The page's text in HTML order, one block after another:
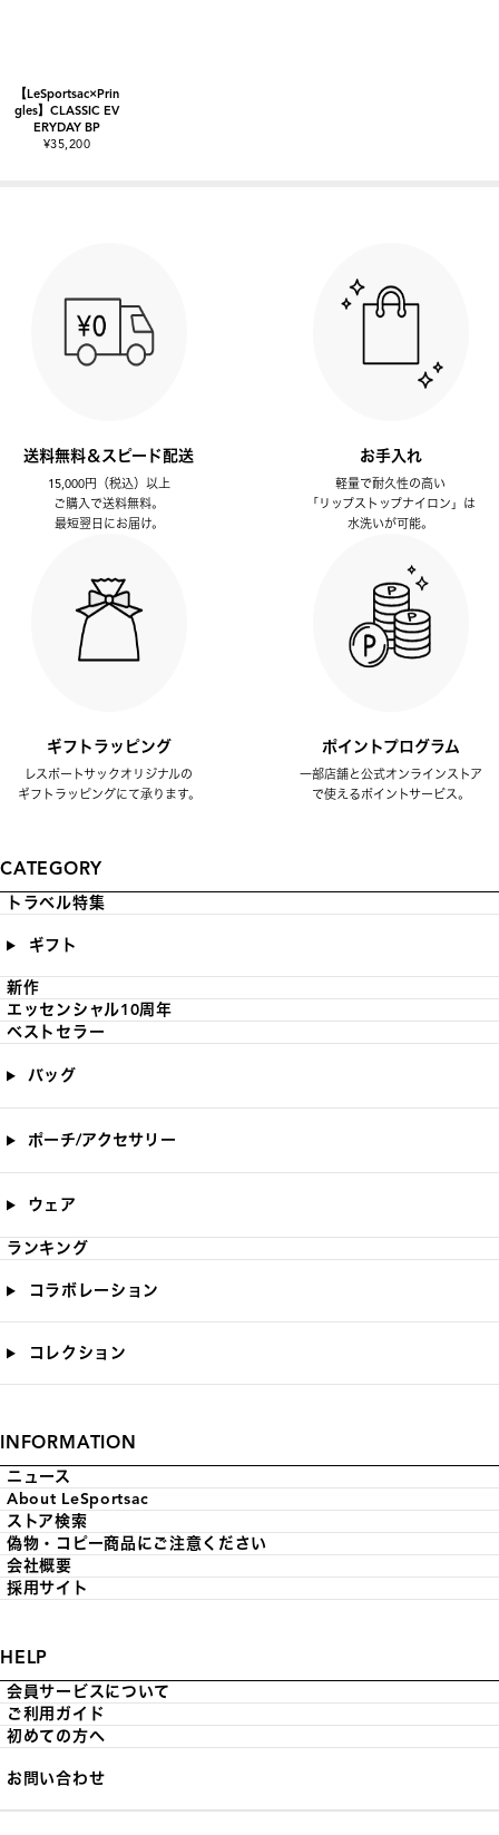
【LeSportsac×Prin
gles】CLASSIC EV
ERYDAY BP
¥35,200
送料無料＆スピード配送
15,000円（税込）以上
ご購入で送料無料。
最短翌日にお届け。
お手入れ
軽量で耐久性の高い
「リップストップナイロン」は
水洗いが可能。
ギフトラッピング
レスポートサックオリジナルの
ギフトラッピングにて承ります。
ポイントプログラム
一部店舗と公式オンラインストア
で使えるポイントサービス。
CATEGORY
トラベル特集
ギフト
新作
エッセンシャル10周年
ベストセラー
バッグ
ポーチ/アクセサリー
ウェア
ランキング
コラボレーション
コレクション
INFORMATION
ニュース
About LeSportsac
ストア検索
偽物・コピー商品にご注意ください
会社概要
採用サイト
HELP
会員サービスについて
ご利用ガイド
初めての方へ
お問い合わせ